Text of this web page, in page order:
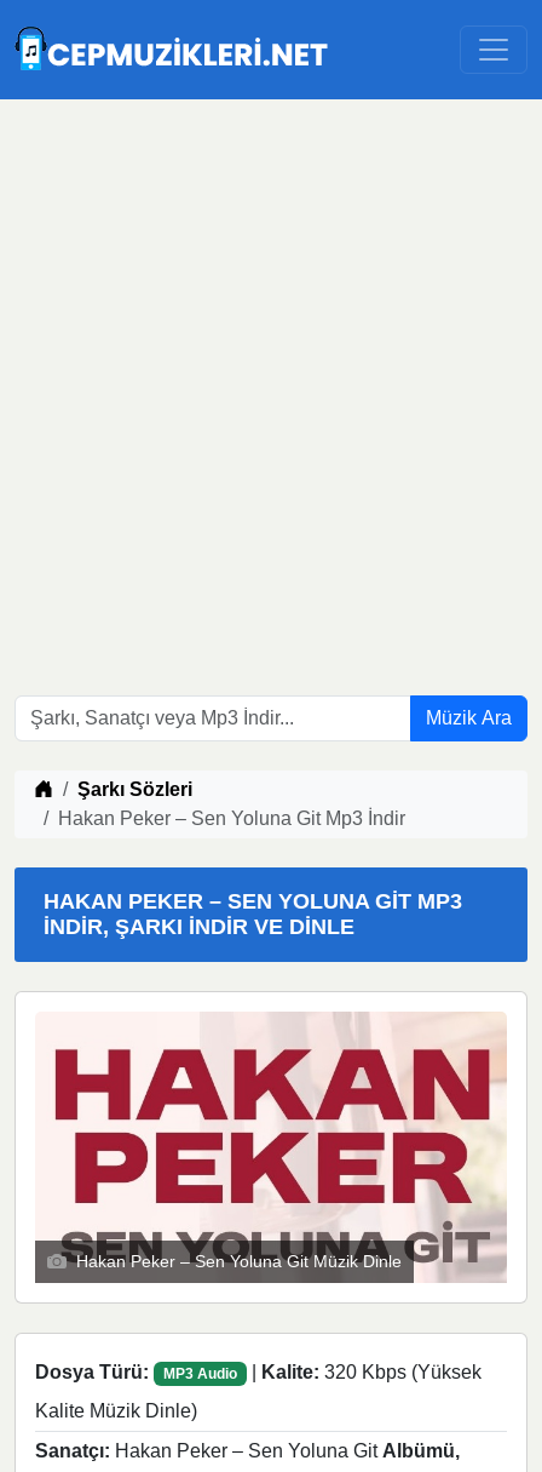
Müzik Ara
Müzik indir
Şarkı Sözleri
Hakan Peker – Sen Yoluna Git Mp3 İndir
HAKAN PEKER – SEN YOLUNA GIT MP3
İNDIR, ŞARKI İNDIR VE DINLE
Hakan Peker – Sen Yoluna Git Müzik Dinle
Dosya Türü: MP3 Audio | Kalite: 320 Kbps (Yüksek
Kalite Müzik Dinle)
Sanatçı: Hakan Peker – Sen Yoluna Git Albümü,